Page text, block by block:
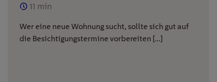
11 min
Wer eine neue Wohnung sucht, sollte sich gut auf
die Besichtigungstermine vorbereiten […]